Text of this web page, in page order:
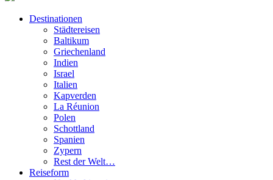
Destinationen
Städtereisen
Baltikum
Griechenland
Indien
Israel
Italien
Kapverden
La Réunion
Polen
Schottland
Spanien
Zypern
Rest der Welt…
Reiseform